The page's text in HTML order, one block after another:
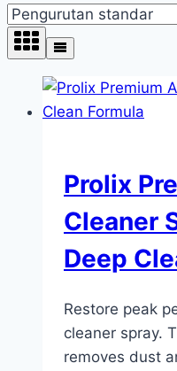
Prolix
Cleaner
Deep
Restore peak
cleaner spray.
removes dust